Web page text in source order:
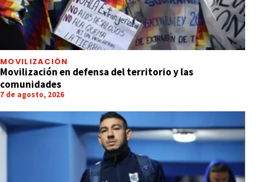
MOVILIZACIÓN
Movilización en defensa del territorio y las
comunidades
7 de agosto, 2026